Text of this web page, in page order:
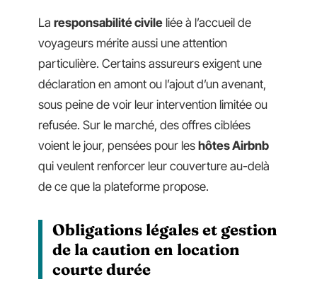
La responsabilité civile liée à l’accueil de
voyageurs mérite aussi une attention
particulière. Certains assureurs exigent une
déclaration en amont ou l’ajout d’un avenant,
sous peine de voir leur intervention limitée ou
refusée. Sur le marché, des offres ciblées
voient le jour, pensées pour les hôtes Airbnb
qui veulent renforcer leur couverture au-delà
de ce que la plateforme propose.
Obligations légales et gestion
de la caution en location
courte durée